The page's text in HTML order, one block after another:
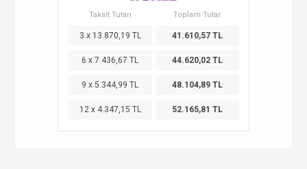
Taksit Tutarı Toplam Tutar
3 x 13.870,19 TL 41.610,57 TL
6 x 7.436,67 TL 44.620,02 TL
9 x 5.344,99 TL 48.104,89 TL
12 x 4.347,15 TL 52.165,81 TL